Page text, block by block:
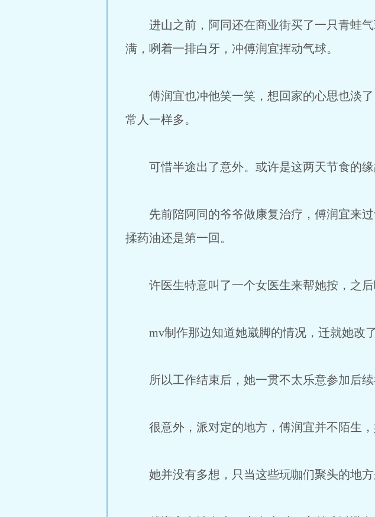
进山之前，阿同还在商业街买了一只青蛙气
满，咧着一排白牙，冲傅润宜挥动气球。
傅润宜也冲他笑一笑，想回家的心思也淡了
常人一样多。
可惜半途出了意外。或许是这两天节食的缘
先前陪阿同的爷爷做康复治疗，傅润宜来过
揉药油还是第一回。
许医生特意叫了一个女医生来帮她按，之后
mv制作那边知道她崴脚的情况，迁就她改了
所以工作结束后，她一贯不太乐意参加后续
很意外，派对定的地方，傅润宜并不陌生，
她并没有多想，只当这些玩咖们聚头的地方